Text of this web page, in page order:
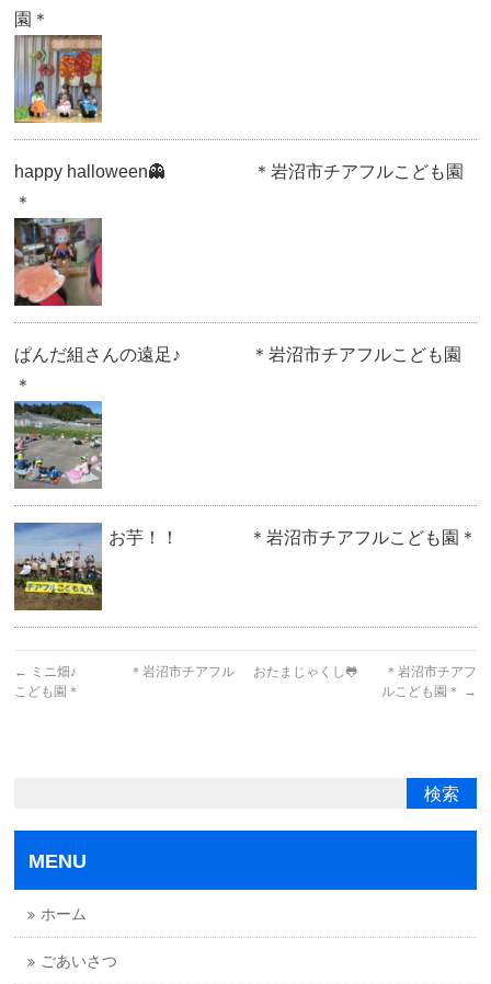
園＊
happy halloween👻 ＊岩沼市チアフルこども園
＊
ぱんだ組さんの遠足♪ ＊岩沼市チアフルこども園
＊
お芋！！ ＊岩沼市チアフルこども園＊
← ミニ畑♪ ＊岩沼市チアフル
こども園＊
おたまじゃくし🐸 ＊岩沼市チアフ
ルこども園＊
→
MENU
ホーム
ごあいさつ